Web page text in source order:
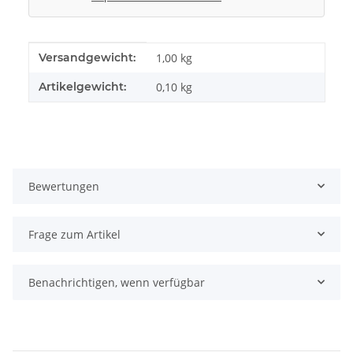
Produkteigenschaft
Wert
Versandgewicht: 1,00 kg
Artikelgewicht: 0,10 kg
Bewertungen
Frage zum Artikel
Benachrichtigen, wenn verfügbar